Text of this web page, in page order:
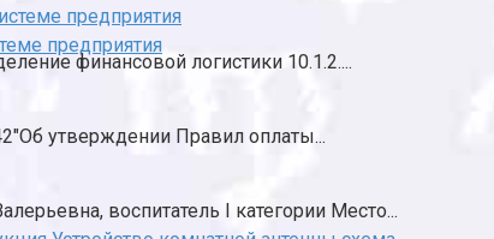
предприятия
финансовой логистики 10.1.2....
утверждении Правил оплаты...
воспитатель I категории Место...